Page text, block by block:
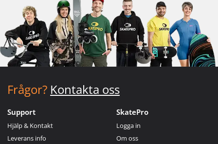
Frågor? Kontakta oss
Support
Hjälp & Kontakt
Leverans info
SkatePro
Logga in
Om oss